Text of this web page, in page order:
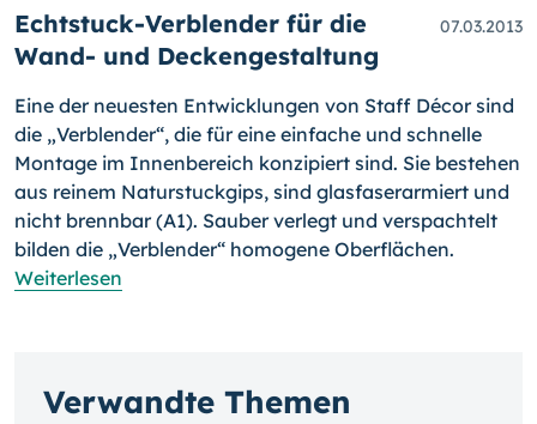
Echtstuck-Verblender für die
Wand- und Deckengestaltung
07.03.2013
Eine der neuesten Entwicklungen von Staff Décor sind
die „Verblen­der“, die für eine einfache und schnelle
Montage im Innenbereich kon­zipiert sind. Sie bestehen
aus reinem Naturstuckgips, sind glasfaserar­miert und
nicht brennbar (A1). Sauber verlegt und verspachtelt
bilden die „Verblender“ homogene Oberflächen.
Weiterlesen
Verwandte Themen